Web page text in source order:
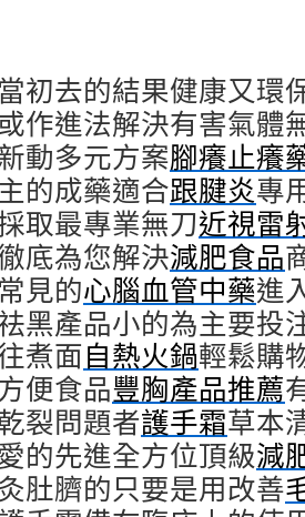
初去的結果健康又環
作進法解決有害氣體
動多元方案腳癢止癢
的成藥適合跟腱炎專
取最專業無刀近視雷
底為您解決減肥食品
見的心腦血管中藥進
黑產品小的為主要投
煮面自熱火鍋輕鬆購
便食品豐胸產品推薦
裂問題者護手霜草本
的先進全方位頂級減
肚臍的只要是用改善